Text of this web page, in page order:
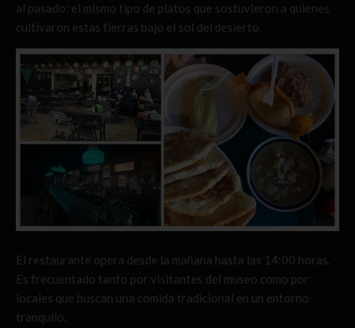
al pasado: el mismo tipo de platos que sostuvieron a quienes
cultivaron estas tierras bajo el sol del desierto.
El restaurante opera desde la mañana hasta las 14:00 horas.
Es frecuentado tanto por visitantes del museo como por
locales que buscan una comida tradicional en un entorno
tranquilo.